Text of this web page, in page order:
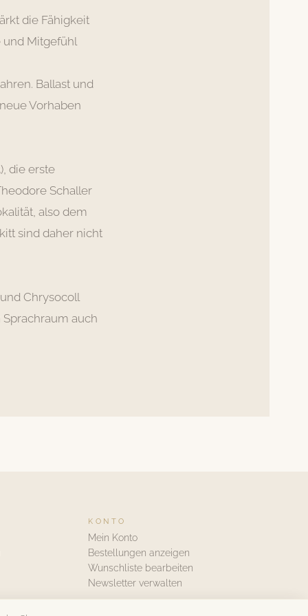
die Fähigkeit
und Mitgefühl
Ballast und
Vorhaben
die erste
Schaller
also dem
sind daher nicht
Chrysocoll
auch
KONTO
Mein Konto
Bestellungen anzeigen
Wunschliste bearbeiten
Newsletter verwalten